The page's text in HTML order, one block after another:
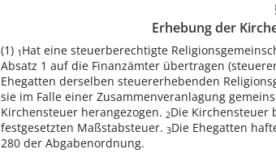
Erhebung der
(1) 1 Hat eine steuerberechtigte
Absatz 1 auf die Finanzämter übertragen
Ehegatten derselben steuererhebenden
sie im Falle einer Zusammenveranlagung
Kirchensteuer herangezogen. 2Die Kirchensteuer
festgesetzten Maßstabsteuer.3Die Ehegatten
280 der Abgabenordnung.